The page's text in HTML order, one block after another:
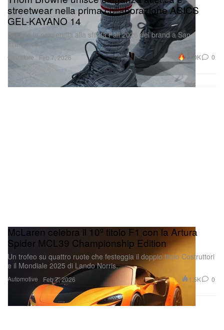
Calzature
streetwear nella prima collaborazione ASICS
GEL-KAYANO 14
Svelata in passerella alla sfilata Fall 2026 del brand a San
Francisco.
Feb 7, 2026 17.0K 0
Automotive
McLaren celebra il 10º titolo F1 con la Artura
Spider MCL39 Championship Edition
Un trofeo su quattro ruote che festeggia il doppio titolo Costruttori
e il Mondiale 2025 di Lando Norris.
Feb 7, 2026 1.5K 0